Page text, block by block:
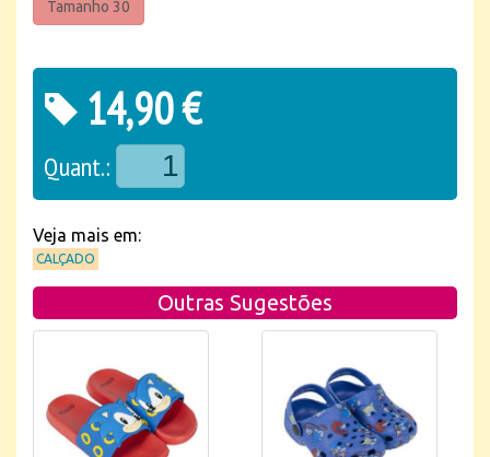
Tamanho 30
14,90 €
Quant.:
Veja mais em:
CALÇADO
Outras Sugestões